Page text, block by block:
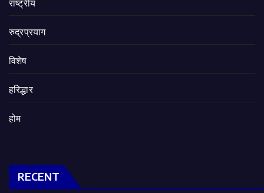
राष्ट्रीय
रुद्रप्रयाग
विशेष
हरिद्धार
होम
RECENT